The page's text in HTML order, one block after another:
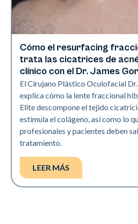
Tecnología Aerolase
Cómo el resurfacing
trata las cicatrices de
clínico con el Dr. James
El Cirujano Plástico Oculofacial
explica cómo la lente fraccional
Elite descompone el tejido
estimula el colágeno, así como lo
profesionales y pacientes deben
tratamiento.
LEER MÁS